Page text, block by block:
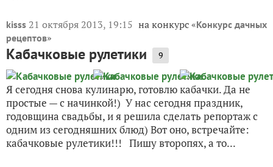
kisss 21 октября 2013, 19:15 на конкурс «Конкурс дачных
рецептов»
Кабачковые рулетики 9
Я сегодня снова кулинарю, готовлю кабачки. Да не
простые — с начинкой!) У нас сегодня праздник,
годовщина свадьбы, и я решила сделать репортаж с
одним из сегодняшних блюд) Вот оно, встречайте:
кабачковые рулетики!!! Пишу второпях, а то...